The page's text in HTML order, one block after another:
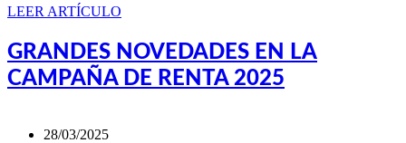
LEER ARTÍCULO
GRANDES NOVEDADES EN LA
CAMPAÑA DE RENTA 2025
28/03/2025